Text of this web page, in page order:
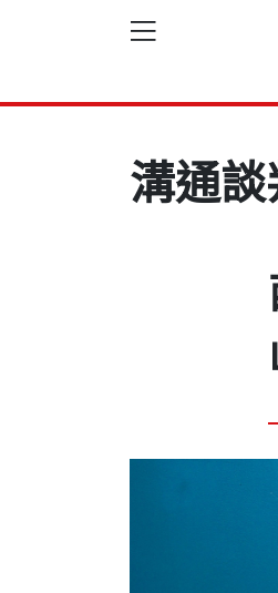
溝通談